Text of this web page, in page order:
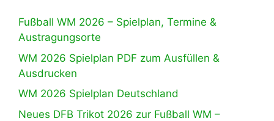
Fußball WM 2026 – Spielplan, Termine &
Austragungsorte
WM 2026 Spielplan PDF zum Ausfüllen &
Ausdrucken
WM 2026 Spielplan Deutschland
Neues DFB Trikot 2026 zur Fußball WM –